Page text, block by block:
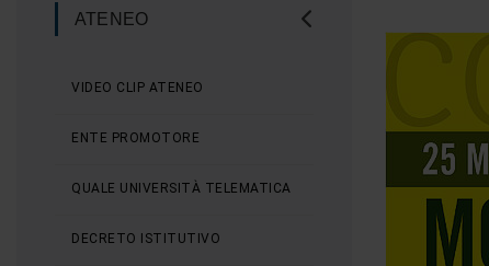
ATENEO
VIDEO CLIP ATENEO
ENTE PROMOTORE
QUALE UNIVERSITÀ TELEMATICA
DECRETO ISTITUTIVO